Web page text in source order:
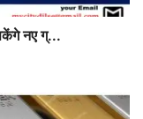
नए ग्...